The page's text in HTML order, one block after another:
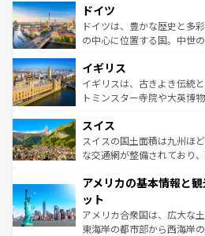
せる。地方によって風土や
性
ンテンツ一覧を参照してほ
で、幅広い魅力が詰まって
聖堂、美しいビーチ、そし
から魅了する。また、フラ
いる。シャンパンの発祥地
香り高いラベンダー畑など
らに、パリ以外の地域にも
れる地方に足を運ぶとそれ
きるだろう。 なお、
を参照してほしい。
ドイツ
ドイツは、豊かな歴史と多
の中心に位置する国。中世
顔を持つこの国は、どこを
ルリンの文化的活気、バイ
してライン川沿いのワイン
は、お酒好きな人にはぜひ体験して
ドイツ情報はコンテンツ一覧
イギリス
イギリスは、古きよき伝統
トミンスター寺院や大英博
リアごとに異なる魅力があ
ティー、ビール好きにはた
戦など、本場だからこそで
ンツ一覧を参照してほしい。
スイス
スイスの国土面積は九州ほ
な交通網が整備されており
の建物がそのまま残る町や
博物館もあり、アルプス観
ことができる。国民の所得
者向けの交通パス提供のサ
アメリカの基本情報と
ット
アメリカ合衆国は、広大な
東海岸の都市部から西海岸